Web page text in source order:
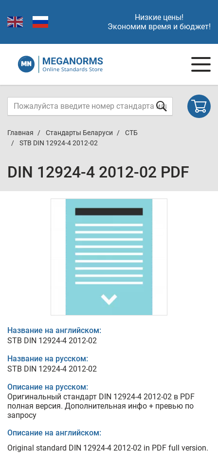
Низкие цены!
Экономим время и бюджет!
Главная Стандарты Беларуси
СТБ
STB DIN 12924-4 2012-02
DIN 12924-4 2012-02 PDF
Название на английском:
STB DIN 12924-4 2012-02
Название на русском:
STB DIN 12924-4 2012-02
Описание на русском:
Оригинальный стандарт DIN 12924-4 2012-02 в PDF
полная версия. Дополнительная инфо + превью по
запросу
Описание на английском:
Original standard DIN 12924-4 2012-02 in PDF full version.